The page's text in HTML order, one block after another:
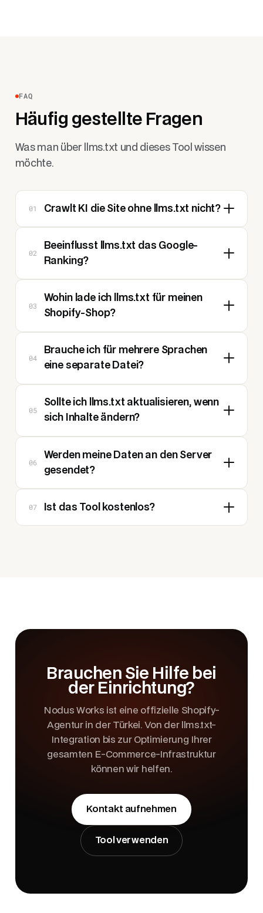
FAQ
Häufig gestellte Fragen
Was man über llms.txt und dieses Tool wissen
möchte.
01 Crawlt KI die Site ohne llms.txt nicht?
02
Beeinflusst llms.txt das Google-
Ranking?
03
Wohin lade ich llms.txt für meinen
Shopify-Shop?
04
Brauche ich für mehrere Sprachen
eine separate Datei?
05
Sollte ich llms.txt aktualisieren, wenn
sich Inhalte ändern?
06
Werden meine Daten an den Server
gesendet?
07 Ist das Tool kostenlos?
Brauchen Sie Hilfe bei
der Einrichtung?
Nodus Works ist eine offizielle Shopify-
Agentur in der Türkei. Von der llms.txt-
Integration bis zur Optimierung Ihrer
gesamten E-Commerce-Infrastruktur
können wir helfen.
Kontakt aufnehmen
Tool verwenden